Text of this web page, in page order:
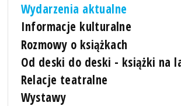
Wydarzenia aktualne
Informacje kulturalne
Rozmowy o książkach
Od deski do deski - książki na
Relacje teatralne
Wystawy